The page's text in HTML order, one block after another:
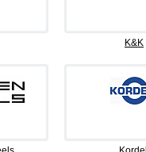
K&K